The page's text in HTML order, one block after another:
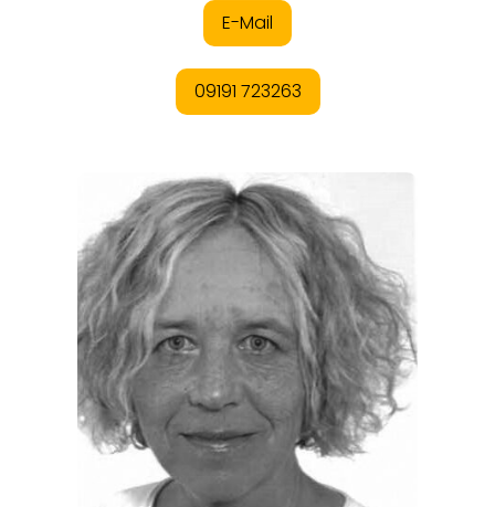
REISEFÜHRER
REISEMAGAZINE
THEMEN
ANGEBOTE